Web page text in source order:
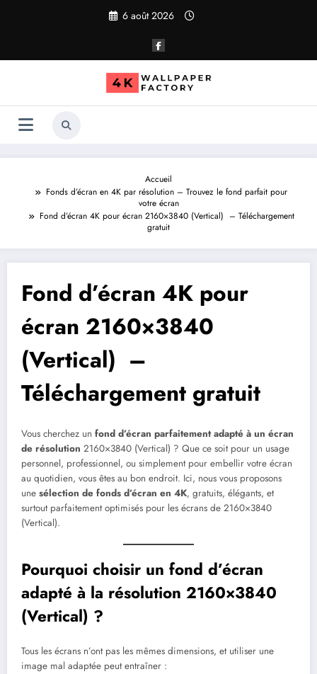
6 août 2026
Accueil
Fonds d’écran en 4K par résolution – Trouvez le fond parfait pour
votre écran
Fond d’écran 4K pour écran 2160×3840 (Vertical) – Téléchargement
gratuit
Fond d’écran 4K pour
écran 2160×3840
(Vertical) –
Téléchargement gratuit
Vous cherchez un fond d’écran parfaitement adapté à un écran
de résolution 2160×3840 (Vertical) ? Que ce soit pour un usage
personnel, professionnel, ou simplement pour embellir votre écran
au quotidien, vous êtes au bon endroit. Ici, nous vous proposons
une sélection de fonds d’écran en 4K, gratuits, élégants, et
surtout parfaitement optimisés pour les écrans de 2160×3840
(Vertical).
Pourquoi choisir un fond d’écran
adapté à la résolution 2160×3840
(Vertical) ?
Tous les écrans n’ont pas les mêmes dimensions, et utiliser une
image mal adaptée peut entraîner :